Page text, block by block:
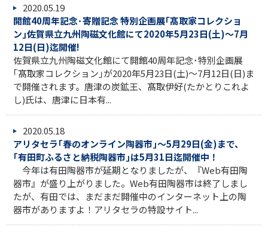
2020.05.19
開館40周年記念･寄贈記念 特別企画展｢髙取家コレクショ
ン｣佐賀県立九州陶磁文化館にて2020年5月23日(土)～7月
12日(日)迄開催!
佐賀県立九州陶磁文化館にて開館40周年記念･特別企画展
｢髙取家コレクション｣が2020年5月23日(土)～7月12日(日)ま
で開催されます。唐津の炭鉱王、髙取伊好(たかとりこれよ
し)氏は、唐津に日本有...
2020.05.18
アリタセラ｢春のオンライン陶器市｣～5月29日(金)まで、
｢有田町ふるさと納税陶器市｣は5月31日迄開催中！
今年は有田陶器市が延期となりましたが、『Web有田陶
器市』が盛り上がりました。Web有田陶器市は終了しまし
たが、有田では、まだまだ開催中のインターネット上の陶
器市がありますよ！アリタセラの特設サイト...